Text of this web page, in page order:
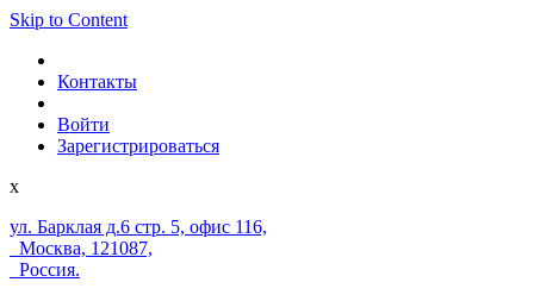
Skip to Content
Контакты
Войти
Зарегистрироваться
x
ул. Барклая д.6 стр. 5, офис 116,
Москва, 121087,
Россия.